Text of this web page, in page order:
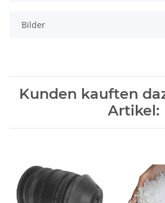
Bilder
Kunden kauften
Artikel: